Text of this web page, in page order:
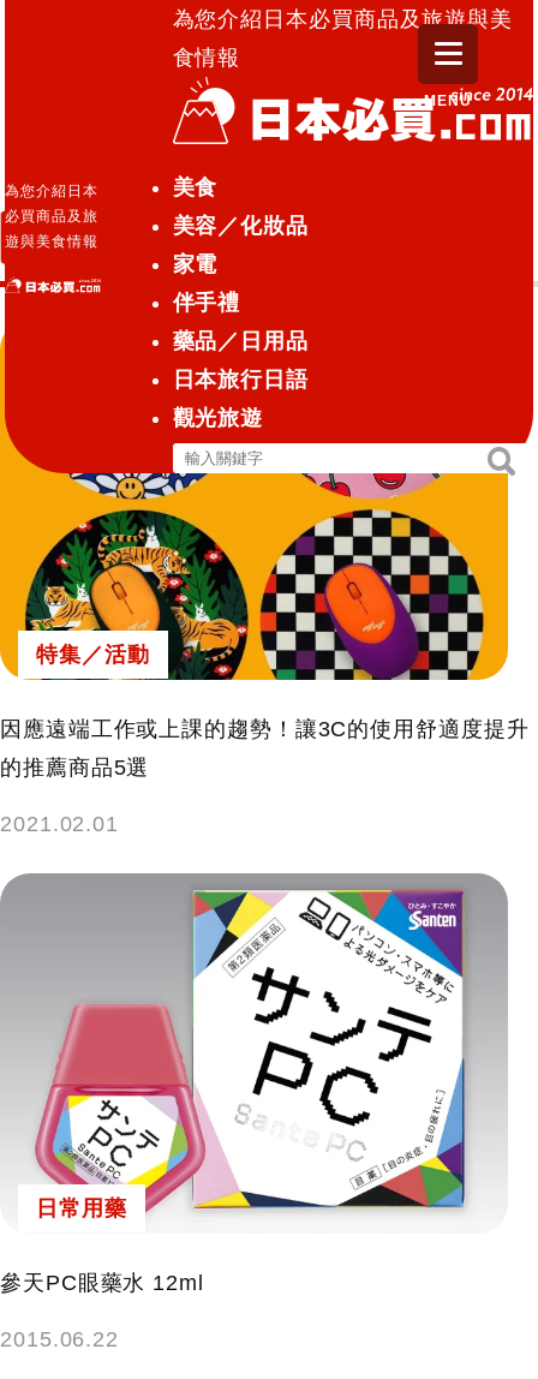
為您介紹日本
必買商品及旅
遊與美食情報
為您介紹日本必買商品及旅遊與美
食情報
美食
美容／化妝品
家電
伴手禮
藥品／日用品
日本旅行日語
觀光旅遊
搜
尋
關
鍵
字:
搜
MENU
藍光傷害
特集／活動
因應遠端工作或上課的趨勢！讓3C的使用舒適度提升
的推薦商品5選
2021.02.01
日常用藥
參天PC眼藥水 12ml
2015.06.22